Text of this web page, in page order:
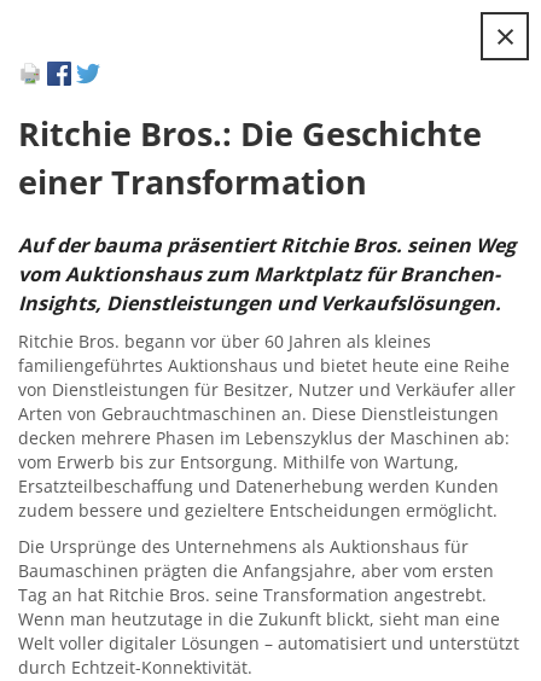
×
Ritchie Bros.: Die Geschichte
einer Transformation
Auf der bauma präsentiert Ritchie Bros. seinen Weg
vom Auktionshaus zum Marktplatz für Branchen-
Insights, Dienstleistungen und Verkaufslösungen.
Ritchie Bros. begann vor über 60 Jahren als kleines
familiengeführtes Auktionshaus und bietet heute eine Reihe
von Dienstleistungen für Besitzer, Nutzer und Verkäufer aller
Arten von Gebrauchtmaschinen an. Diese Dienstleistungen
decken mehrere Phasen im Lebenszyklus der Maschinen ab:
vom Erwerb bis zur Entsorgung. Mithilfe von Wartung,
Ersatzteilbeschaffung und Datenerhebung werden Kunden
zudem bessere und gezieltere Entscheidungen ermöglicht.
Die Ursprünge des Unternehmens als Auktionshaus für
Baumaschinen prägten die Anfangsjahre, aber vom ersten
Tag an hat Ritchie Bros. seine Transformation angestrebt.
Wenn man heutzutage in die Zukunft blickt, sieht man eine
Welt voller digitaler Lösungen – automatisiert und unterstützt
durch Echtzeit-Konnektivität.